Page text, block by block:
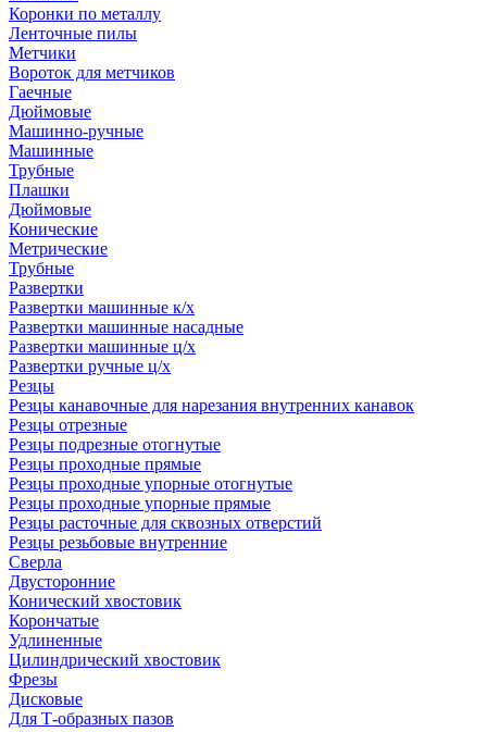
Коронки по металлу
Ленточные пилы
Метчики
Вороток для метчиков
Гаечные
Дюймовые
Машинно-ручные
Машинные
Трубные
Плашки
Дюймовые
Конические
Метрические
Трубные
Развертки
Развертки машинные к/х
Развертки машинные насадные
Развертки машинные ц/х
Развертки ручные ц/х
Резцы
Резцы канавочные для нарезания внутренних канавок
Резцы отрезные
Резцы подрезные отогнутые
Резцы проходные прямые
Резцы проходные упорные отогнутые
Резцы проходные упорные прямые
Резцы расточные для сквозных отверстий
Резцы резьбовые внутренние
Сверла
Двусторонние
Конический хвостовик
Корончатые
Удлиненные
Цилиндрический хвостовик
Фрезы
Дисковые
Для Т-образных пазов